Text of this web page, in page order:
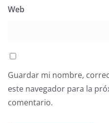
Web
Guardar mi nombre,
este navegador para la
comentario.